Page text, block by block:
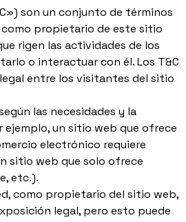
son un conjunto de términos
propietario de este sitio
rigen las actividades de los
o interactuar con él. Los T&C
entre los visitantes del sitio
las necesidades y la
ejemplo, un sitio web que ofrece
electrónico requiere
sitio web que solo ofrece
etc.).
como propietario del sitio web,
legal, pero esto puede